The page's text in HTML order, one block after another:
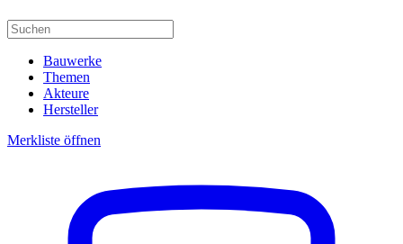
Bauwerke
Themen
Akteure
Hersteller
Merkliste öffnen